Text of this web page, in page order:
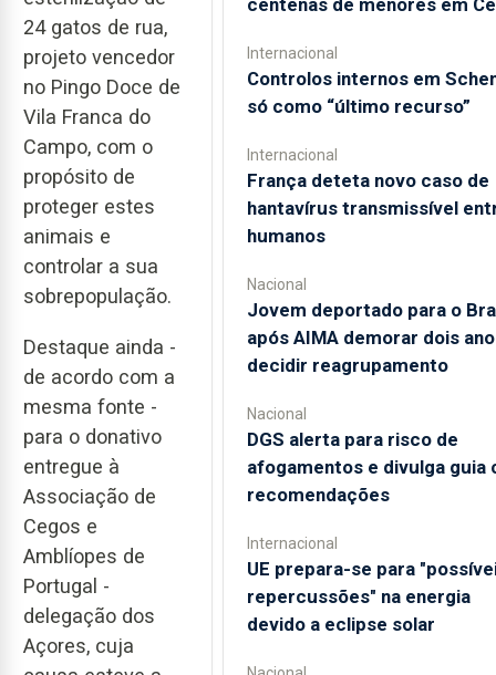
24 gatos de rua,
projeto vencedor
no Pingo Doce de
Vila Franca do
Campo, com o
propósito de
proteger estes
animais e
controlar a sua
sobrepopulação.
Destaque ainda -
de acordo com a
mesma fonte -
para o donativo
entregue à
Associação de
Cegos e
Amblíopes de
Portugal -
delegação dos
Açores, cuja
Internacional
Controlos internos em
só como “último recurso”
Internacional
França deteta novo caso de
hantavírus transmissível
humanos
Nacional
Jovem deportado para o
após AIMA demorar dois
decidir reagrupamento
Nacional
DGS alerta para risco de
afogamentos e divulga guia
recomendações
Internacional
UE prepara-se para
repercussões" na energia
devido a eclipse solar